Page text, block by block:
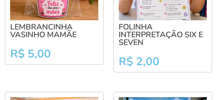
LEMBRANCINHA
VASINHO MAMÃE
R$ 5,00
FOLINHA
INTERPRETAÇÃO SIX E
SEVEN
R$ 2,00